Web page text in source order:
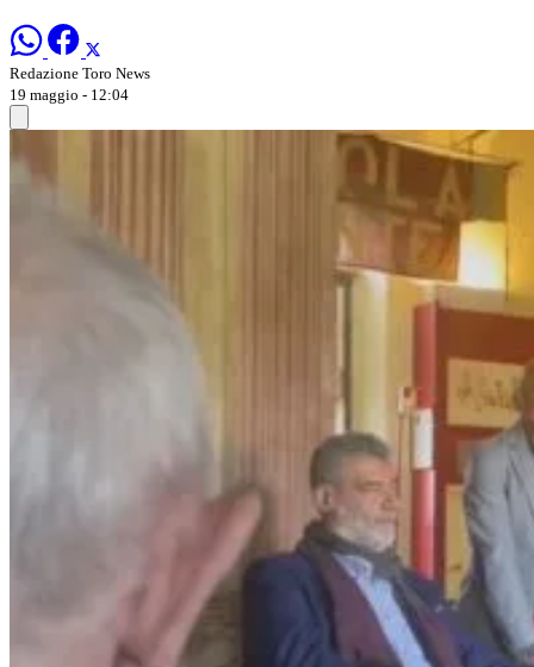
Redazione Toro News
19 maggio - 12:04